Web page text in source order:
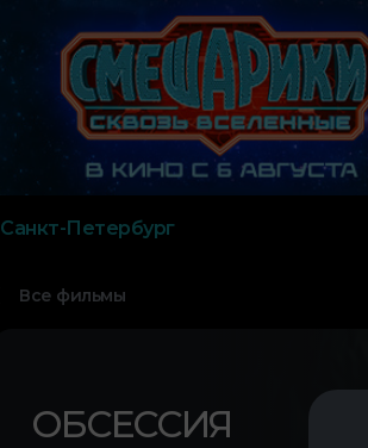
Санкт-Петербург
Все фильмы
ОБСЕССИЯ